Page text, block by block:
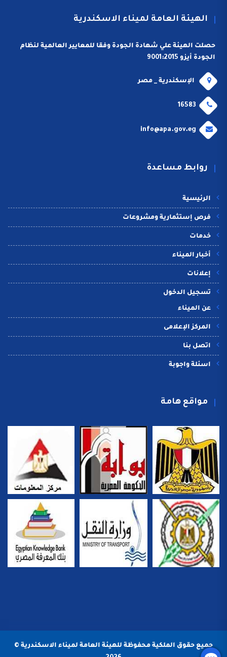
الهيئة العامة لميناء الاسكندرية
حصلت الهيئة علي شهادة الجودة وفقا للمعايير العالمية لنظام
الجودة أيزو 9001:2015
الإسكندرية _ مصر
16583
info@apa.gov.eg
روابط مساعدة
الرئيسية
فرص إستثمارية ومشروعات
خدمات
أخبار الميناء
إعلانات
تسجيل الدخول
عن الميناء
المركز الإعلامى
اتصل بنا
اسئلة واجوبة
مواقع هامة
جميع حقوق الملكية محفوظة للهيئة العامة لميناء الاسكندرية ©